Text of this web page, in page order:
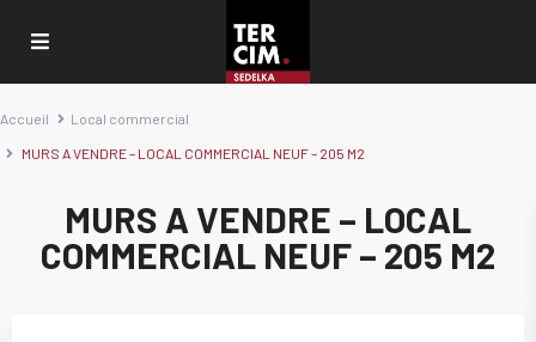
Accueil Local commercial
MURS A VENDRE – LOCAL COMMERCIAL NEUF – 205 M2
MURS A VENDRE – LOCAL
COMMERCIAL NEUF – 205 M2